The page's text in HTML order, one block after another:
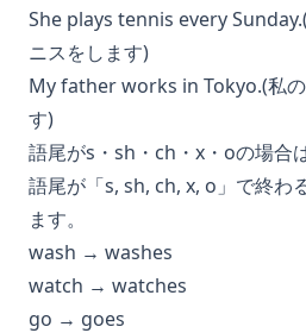
She plays tennis every
ニスをします)
My father works in Tokyo.(私の
す)
語尾がs・sh・ch・x・oの場合
語尾が「s, sh, ch, x, o」で終わ
ます。
wash → washes
watch → watches
go → goes